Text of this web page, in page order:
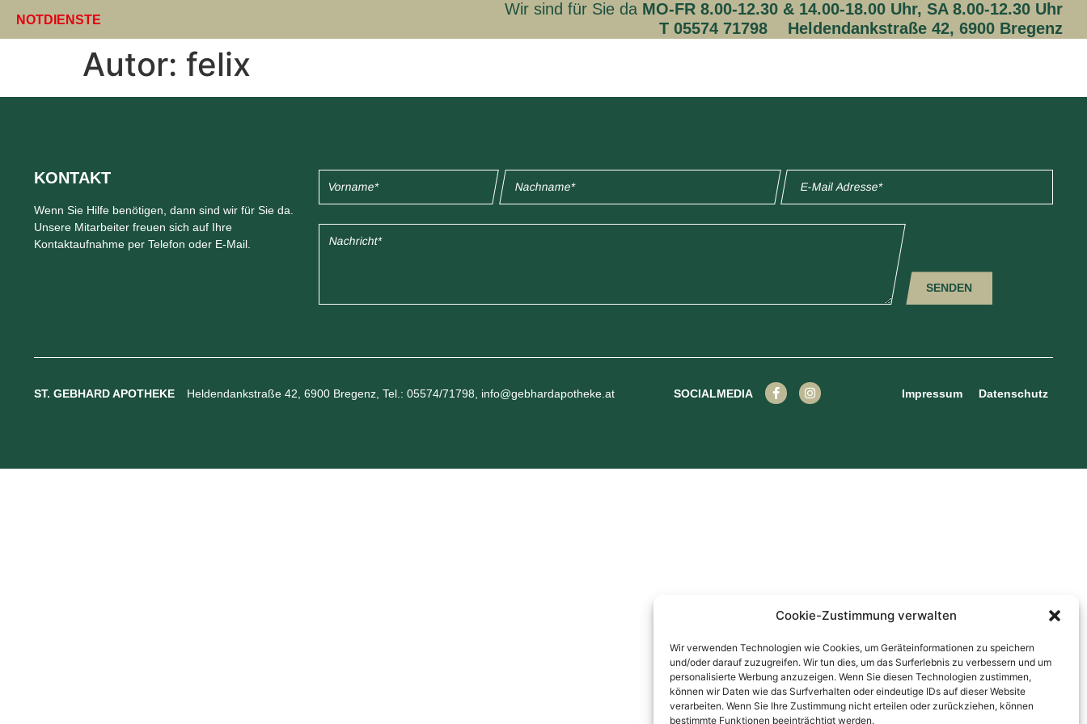
Cookie-Zustimmung verwalten
Wir verwenden Technologien wie Cookies, um Geräteinformationen zu speichern
und/oder darauf zuzugreifen. Wir tun dies, um das Surferlebnis zu verbessern und um
personalisierte Werbung anzuzeigen. Wenn Sie diesen Technologien zustimmen,
können wir Daten wie das Surfverhalten oder eindeutige IDs auf dieser Website
verarbeiten. Wenn Sie Ihre Zustimmung nicht erteilen oder zurückziehen, können
bestimmte Funktionen beeinträchtigt werden.
NOTDIENSTE
Wir sind für Sie da MO-FR 8.00-12.30 & 14.00-18.00 Uhr, SA 8.00-12.30 Uhr
T 05574 71798
Heldendankstraße 42, 6900 Bregenz
Autor: felix
KONTAKT
Wenn Sie Hilfe benötigen, dann sind wir für Sie da.
Unsere Mitarbeiter freuen sich auf Ihre
Kontaktaufnahme per Telefon oder E-Mail.
ST. GEBHARD APOTHEKE Heldendankstraße 42, 6900 Bregenz, Tel.: 05574/71798, info@gebhardapotheke.at SOCIALMEDIA Impressum Datenschutz